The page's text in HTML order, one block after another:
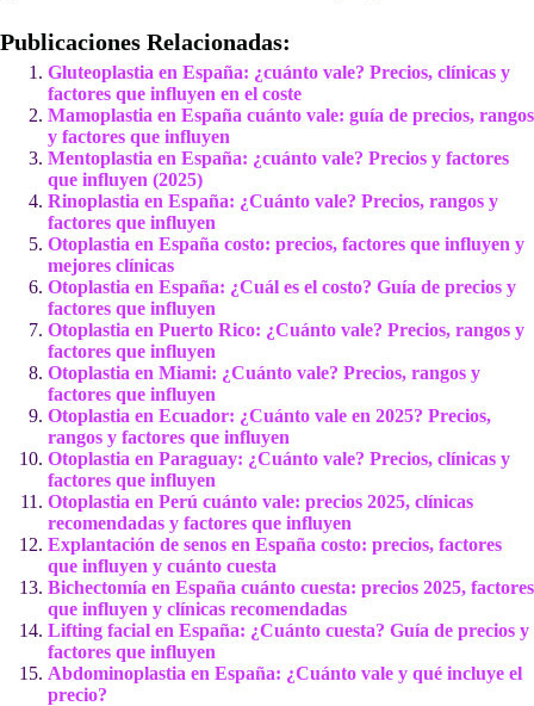
Publicaciones Relacionadas:
Gluteoplastia en España: ¿cuánto vale? Precios, clínicas y
factores que influyen en el coste
Mamoplastia en España cuánto vale: guía de precios, rangos
y factores que influyen
Mentoplastia en España: ¿cuánto vale? Precios y factores
que influyen (2025)
Rinoplastia en España: ¿Cuánto vale? Precios, rangos y
factores que influyen
Otoplastia en España costo: precios, factores que influyen y
mejores clínicas
Otoplastia en España: ¿Cuál es el costo? Guía de precios y
factores que influyen
Otoplastia en Puerto Rico: ¿Cuánto vale? Precios, rangos y
factores que influyen
Otoplastia en Miami: ¿Cuánto vale? Precios, rangos y
factores que influyen
Otoplastia en Ecuador: ¿Cuánto vale en 2025? Precios,
rangos y factores que influyen
Otoplastia en Paraguay: ¿Cuánto vale? Precios, clínicas y
factores que influyen
Otoplastia en Perú cuánto vale: precios 2025, clínicas
recomendadas y factores que influyen
Explantación de senos en España costo: precios, factores
que influyen y cuánto cuesta
Bichectomía en España cuánto cuesta: precios 2025, factores
que influyen y clínicas recomendadas
Lifting facial en España: ¿Cuánto cuesta? Guía de precios y
factores que influyen
Abdominoplastia en España: ¿Cuánto vale y qué incluye el
precio?